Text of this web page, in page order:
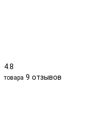
4.8
товара 9 отзывов